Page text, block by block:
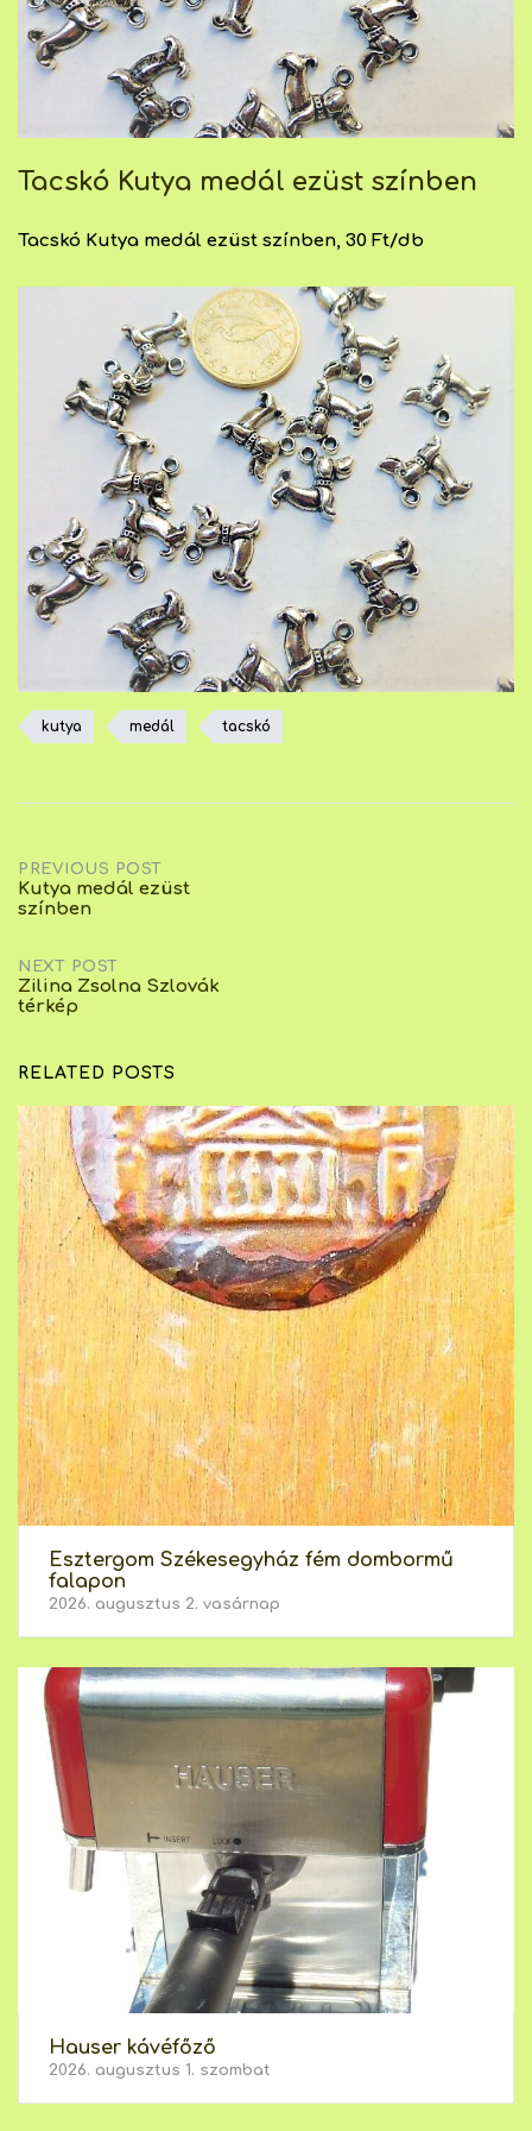
Tacskó Kutya medál ezüst színben
Tacskó Kutya medál ezüst színben, 30 Ft/db
kutya medál tacskó
Post
PREVIOUS POST
Kutya medál ezüst
színben
NEXT POST
Zilina Zsolna Szlovák
térkép
RELATED POSTS
Esztergom Székesegyház fém dombormű
falapon
2026. augusztus 2. vasárnap
Hauser kávéfőző
2026. augusztus 1. szombat